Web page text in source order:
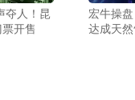
夺人！昆
开售
宏牛操
达成天